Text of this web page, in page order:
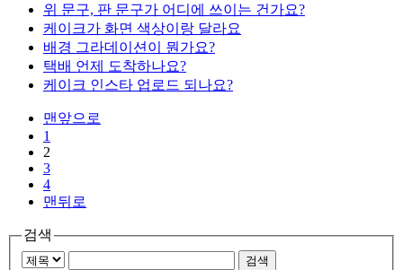
위 문구, 판 문구가 어디에 쓰이는 건가요?
케이크가 화면 색상이랑 달라요
배경 그라데이션이 뭔가요?
택배 언제 도착하나요?
케이크 인스타 업로드 되나요?
맨앞으로
1
2
3
4
맨뒤로
검색